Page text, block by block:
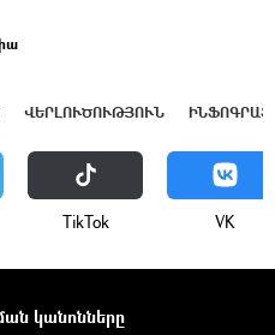
ՎԵՐԼՈՒԾՈՒԹՅՈՒՆ
ТikТоk VK
կանոնները